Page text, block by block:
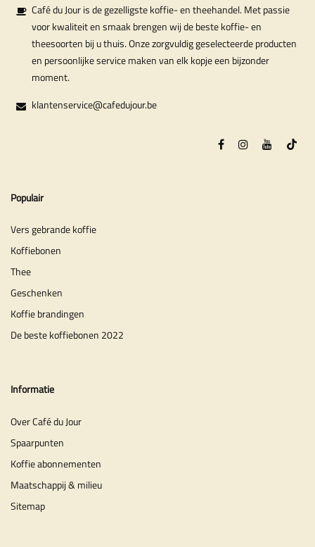
Café du Jour is de gezelligste koffie- en theehandel. Met passie
voor kwaliteit en smaak brengen wij de beste koffie- en
theesoorten bij u thuis. Onze zorgvuldig geselecteerde producten
en persoonlijke service maken van elk kopje een bijzonder
moment.
klantenservice@cafedujour.be
Populair
Vers gebrande koffie
Koffiebonen
Thee
Geschenken
Koffie brandingen
De beste koffiebonen 2022
Informatie
Over Café du Jour
Spaarpunten
Koffie abonnementen
Maatschappij & milieu
Sitemap